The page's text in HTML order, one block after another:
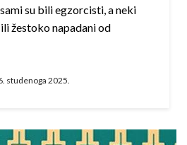
su bili egzorcisti, a neki
žestoko napadani od
studenoga 2025.